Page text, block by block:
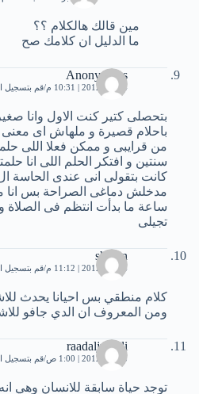
مين قالك هالكلام ؟؟
ما الدليل ان كلامك صح
Anonymous
4 مايو، 2012 | 10:31 م قم بتسجيل
بتحصلى كتير كنت الاول وانا
باحلام قصيرة و ملهاش اى معنى
من قرايبى و ممكن فعلا اللى
سنتين و افتكر الحلم اللى انا
مدخلش دماغى الصراحة بس انا
ساعة ما بدأت انتظم فى الصلاة
تجيلى
shadin
4 مايو، 2012 | 11:12 م قم بتسجيل
كلام منطقي بس احيانا يحدث
ومن المعروف ان الدي جافو
raadaljubaili
5 مايو، 2012 | 1:00 ص قم بتسجيل
توجد حياة سابقة للانسان وهي